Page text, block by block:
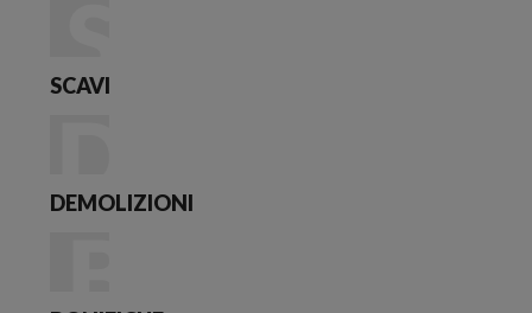
SCAVI
DEMOLIZIONI